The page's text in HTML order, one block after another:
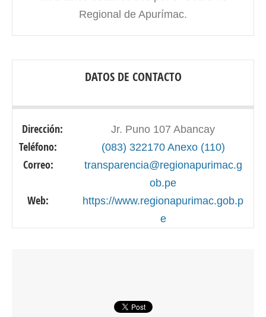
Regional de Apurímac.
DATOS DE CONTACTO
Dirección: Jr. Puno 107 Abancay
Teléfono: (083) 322170 Anexo (110)
Correo:
transparencia@regionapurimac.g
ob.pe
Web:
https://www.regionapurimac.gob.p
e